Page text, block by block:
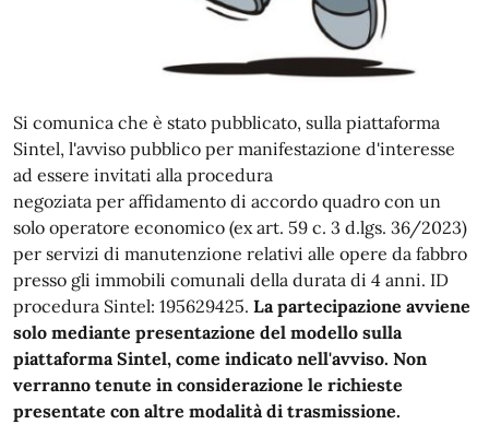
Si comunica che è stato pubblicato, sulla piattaforma
Sintel, l'avviso pubblico per manifestazione d'interesse
ad essere invitati alla procedura
negoziata per affidamento di accordo quadro con un
solo operatore economico (ex art. 59 c. 3 d.lgs. 36/2023)
per servizi di manutenzione relativi alle opere da fabbro
presso gli immobili comunali della durata di 4 anni. ID
procedura Sintel: 195629425. La partecipazione avviene
solo mediante presentazione del modello sulla
piattaforma Sintel, come indicato nell'avviso. Non
verranno tenute in considerazione le richieste
presentate con altre modalità di trasmissione.